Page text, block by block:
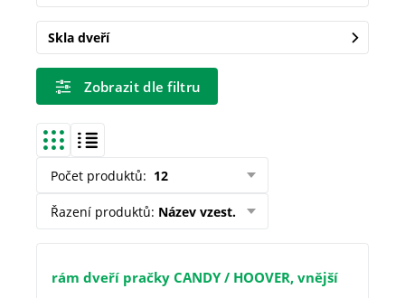
Skla dveří
Zobrazit dle filtru
Počet produktů: 12
Řazení produktů: Název vzest.
rám dveří pračky CANDY / HOOVER, vnější